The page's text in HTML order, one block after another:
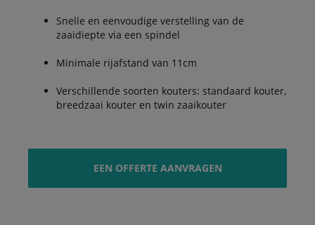
Snelle en eenvoudige verstelling van de
zaaidiepte via een spindel
Minimale rijafstand van 11cm
Verschillende soorten kouters: standaard kouter,
breedzaai kouter en twin zaaikouter
EEN OFFERTE AANVRAGEN